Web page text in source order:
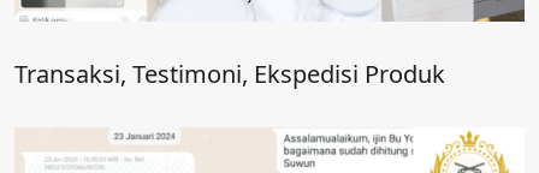
Transaksi, Testimoni, Ekspedisi Produk